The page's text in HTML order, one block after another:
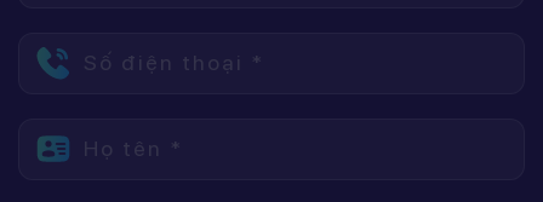
Số điện thoại *
Họ tên *